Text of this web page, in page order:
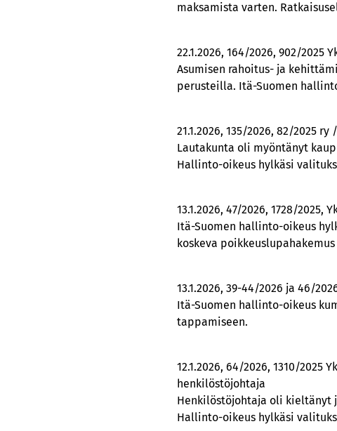
maksamista varten.
22.1.2026, 164/2026, 902/
Asumisen rahoitus- ja
perusteilla. Itä-Suomen
21.1.2026, 135/2026, 82/2025
Lautakunta oli myöntänyt
Hallinto-oikeus hylkäsi
13.1.2026, 47/2026, 1728/
Itä-Suomen hallinto-oikeus
koskeva
13.1.2026, 39-44/2026 ja 46/
Itä-Suomen hallinto-oikeus
tappamiseen.
12.1.2026, 64/2026, 1310/
henkilöstöjohtaja
Henkilöstöjohtaja oli kieltänyt
Hallinto-oikeus hylkäsi